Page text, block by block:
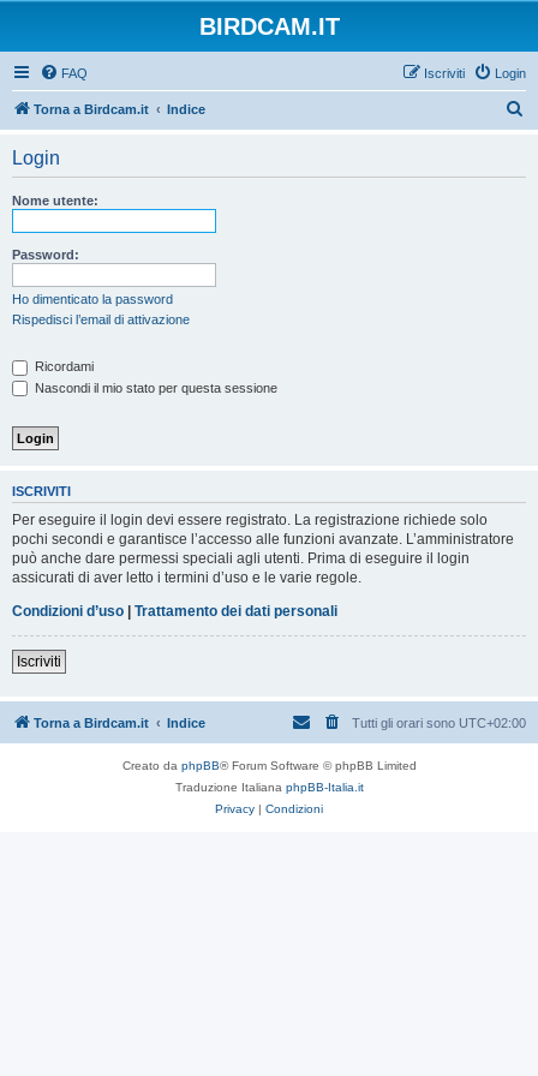
BIRDCAM.IT
FAQ Login
Iscriviti
Torna a Birdcam.it Indice
Login
Nome utente:
Password:
Ho dimenticato la password
Rispedisci l’email di attivazione
Ricordami
Nascondi il mio stato per questa sessione
ISCRIVITI
Per eseguire il login devi essere registrato. La registrazione richiede solo
pochi secondi e garantisce l’accesso alle funzioni avanzate. L’amministratore
può anche dare permessi speciali agli utenti. Prima di eseguire il login
assicurati di aver letto i termini d’uso e le varie regole.
Condizioni d’uso | Trattamento dei dati personali
Iscriviti
Torna a Birdcam.it Indice Tutti gli orari sono UTC+02:00
Creato da phpBB® Forum Software © phpBB Limited
Traduzione Italiana phpBB-Italia.it
Privacy | Condizioni